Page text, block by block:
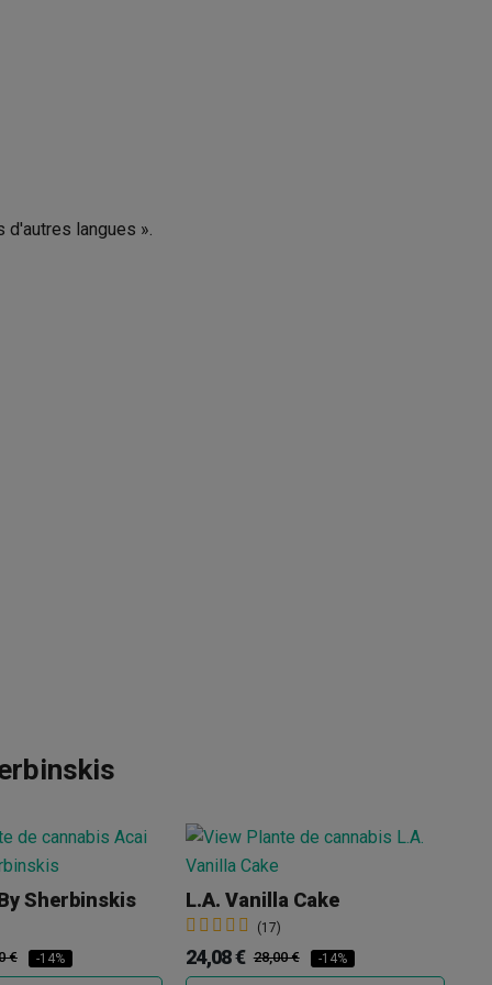
d'autres langues ».
Sherbinskis
€ -14%
L.A. Vanilla Cake
(17)
24,08 € 28,00 € -14%